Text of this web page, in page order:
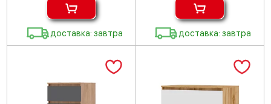
доставка: завтра доставка: завтра